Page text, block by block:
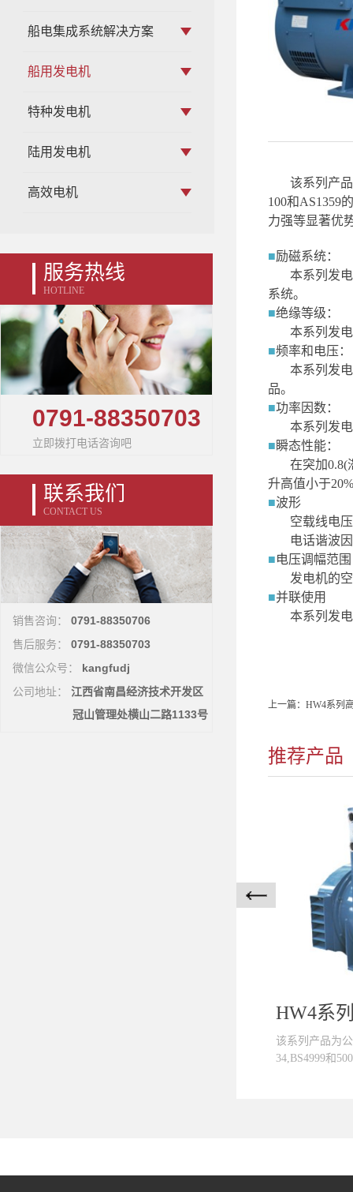
船电集成系统解决方案
船用发电机
特种发电机
陆用发电机
高效电机
服务热线
HOTLINE
0791-88350703
立即拨打电话咨询吧
联系我们
CONTACT US
销售咨询： 0791-88350706
售后服务： 0791-88350703
微信公众号： kangfudj
公司地址：
江西省南昌经济技术开发区
冠山管理处横山二路1133号
该系列产
100和AS1359
力强等显著优
■励磁系统：
本系列发
系统。
■绝缘等级：
本系列发
■频率和电压：
本系列发
品。
■功率因数：
本系列发
■瞬态性能：
在突加0.8(
升高值小于
■波形
空载线电
电话谐波
■电压调幅范围
发电机的
■并联使用
本系列发
上一篇： HW4系列
推荐产品
HW4系
该系列产品为
34,BS4999和